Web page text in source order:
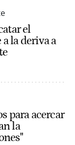
el
la deriva a
para acercar
la